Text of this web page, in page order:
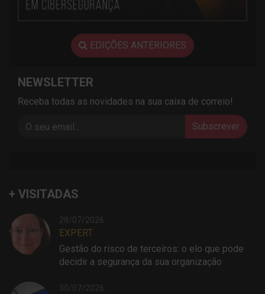
EDIÇÕES ANTERIORES
NEWSLETTER
Receba todas as novidades na sua caixa de correio!
Subscrever
+ VISITADAS
28/07/2026
EXPERT
Gestão do risco de terceiros: o elo que pode
decidir a segurança da sua organização
30/07/2026